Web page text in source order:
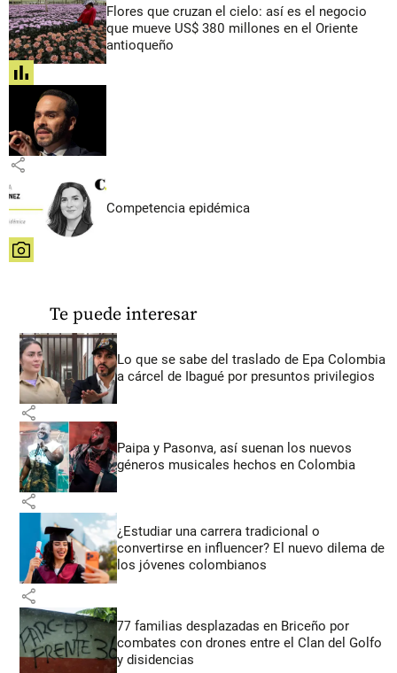
Flores que cruzan el cielo: así es el negocio
que mueve US$ 380 millones en el Oriente
antioqueño
share
share
Competencia epidémica
share
Te puede interesar
Lo que se sabe del traslado de Epa Colombia
a cárcel de Ibagué por presuntos privilegios
share
Paipa y Pasonva, así suenan los nuevos
géneros musicales hechos en Colombia
share
¿Estudiar una carrera tradicional o
convertirse en influencer? El nuevo dilema de
los jóvenes colombianos
share
77 familias desplazadas en Briceño por
combates con drones entre el Clan del Golfo
y disidencias